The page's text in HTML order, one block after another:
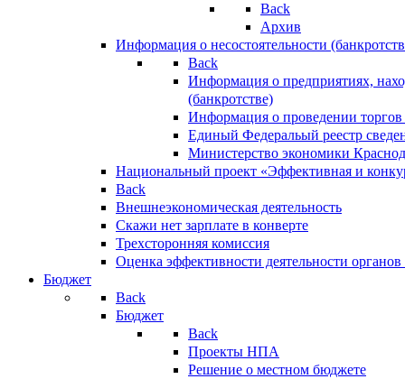
Back
Архив
Информация о несостоятельности
Back
Информация о предприятиях,
(банкротстве)
Информация о проведении
Единый Федеральый реестр
Министерство экономики
Национальный проект «Эффективная и
Back
Внешнеэкономическая деятельность
Скажи нет зарплате в конверте
Трехсторонняя комиссия
Оценка эффективности деятельности
Бюджет
Back
Бюджет
Back
Проекты НПА
Решение о местном бюджете